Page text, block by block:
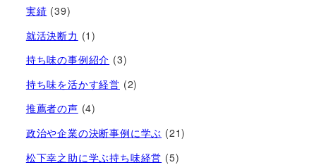
実績 (39)
就活決断力 (1)
持ち味の事例紹介 (3)
持ち味を活かす経営​ (2)
推薦者の声 (4)
政治や企業の決断事例に学ぶ (21)
松下幸之助に学ぶ持ち味経営 (5)